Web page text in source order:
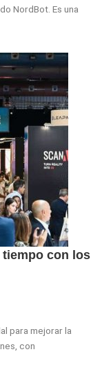
NordBot. Es una
tiempo con los
para mejorar la
con